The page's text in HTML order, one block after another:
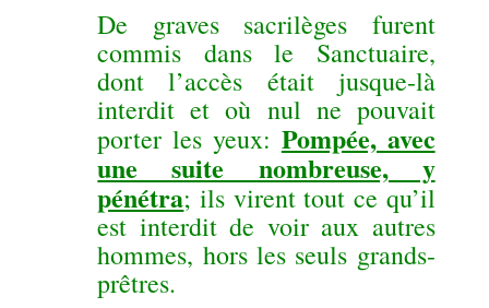
De graves sacrilèges furent
commis dans le Sanctuaire,
dont l’accès était jusque-là
interdit et où nul ne pouvait
porter les yeux: Pompée, avec
une suite nombreuse, y
pénétra; ils virent tout ce qu’il
est interdit de voir aux autres
hommes, hors les seuls grands-
prêtres.